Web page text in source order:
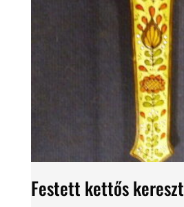
Festett kettős kereszt